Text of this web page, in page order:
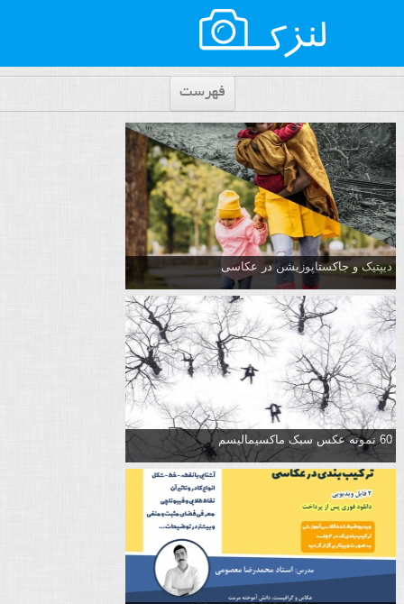
فهرست
دیپتیک و جاکستا‌پوزیشن در عکاسی
60 نمونه عکس سبک ماکسیمالیسم